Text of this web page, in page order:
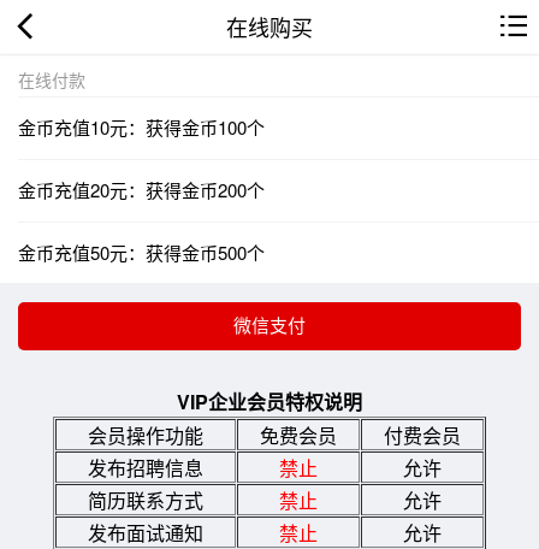
在线购买
在线付款
金币充值10元：获得金币100个
金币充值20元：获得金币200个
金币充值50元：获得金币500个
VIP企业会员特权说明
会员操作功能
免费会员
付费会员
发布招聘信息
禁止
允许
简历联系方式
禁止
允许
发布面试通知
禁止
允许